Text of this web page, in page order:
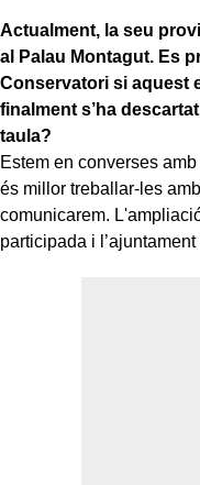
Actualment, la seu
al Palau Montagut. Es
Conservatori si aquest
finalment s’ha
taula?
Estem en converses
és millor treballar-les
comunicarem.
participada i l’ajuntament